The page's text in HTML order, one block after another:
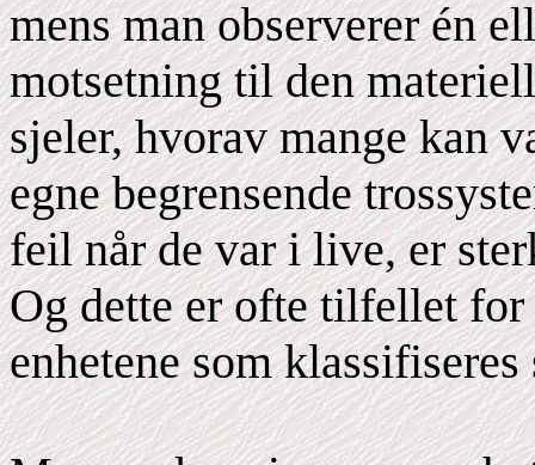
mens man observerer én
motsetning til den
sjeler, hvorav mange kan
egne begrensende
feil når de var i live, er
Og dette er ofte tilfellet for
enhetene som